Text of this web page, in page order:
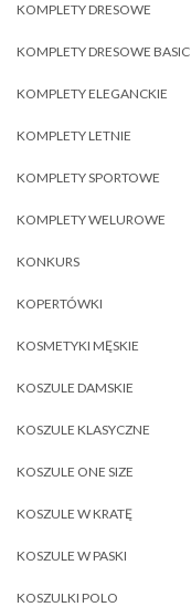
KOMPLETY DRESOWE
KOMPLETY DRESOWE BASIC
KOMPLETY ELEGANCKIE
KOMPLETY LETNIE
KOMPLETY SPORTOWE
KOMPLETY WELUROWE
KONKURS
KOPERTÓWKI
KOSMETYKI MĘSKIE
KOSZULE DAMSKIE
KOSZULE KLASYCZNE
KOSZULE ONE SIZE
KOSZULE W KRATĘ
KOSZULE W PASKI
KOSZULKI POLO